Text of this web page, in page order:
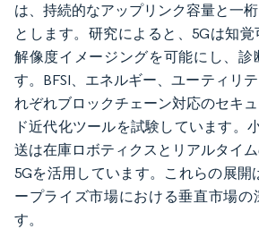
は、持続的なアップリンク容量と一
とします。研究によると、5Gは知
解像度イメージングを可能にし、診
す。BFSI、エネルギー、ユーティリ
れぞれブロックチェーン対応のセキ
ド近代化ツールを試験しています。
送は在庫ロボティクスとリアルタイ
5Gを活用しています。これらの展開
ープライズ市場における垂直市場の
す。